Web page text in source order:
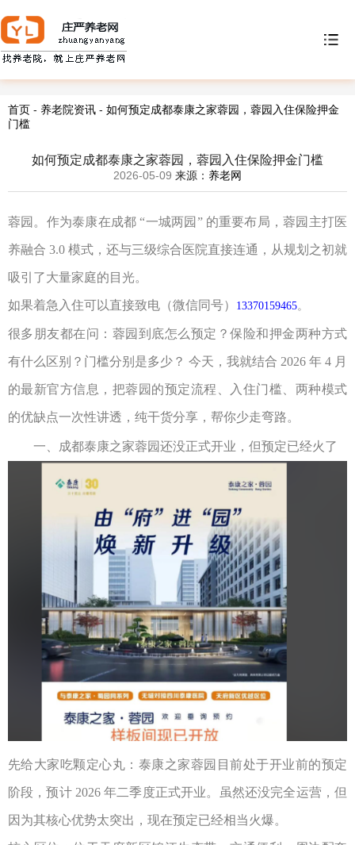
首页 - 养老院资讯 - 如何预定成都泰康之家蓉园，蓉园入住保险押金
门槛
如何预定成都泰康之家蓉园，蓉园入住保险押金门槛
2026-05-09 来源： 养老网
蓉园。作为泰康在成都 “一城两园 ” 的重要布局，蓉园主打医
养融合 3.0 模式，还与三级综合医院直接连通，从规划之初就
吸引了大量家庭的目光。
如果着急入住可以直接致电 （微信同号） 13370159465。
很多朋友都在问：蓉园到底怎么预定？保险和押金两种方式
有什么区别？门槛分别是多少？ 今天，我就结合 2026 年 4 月
的最新官方信息，把蓉园的预定流程、入住门槛、两种模式
的优缺点一次性讲透，纯干货分享，帮你少走弯路。
一、 成都泰康之家蓉园还没正式开业，但预定已经火了
先给大家吃颗定心丸：泰康之家蓉园目前处于开业前的预定
阶段，预计2026年二季度正式开业。虽然还没完全运营，但
因为其核心优势太突出，现在预定已经相当火爆。